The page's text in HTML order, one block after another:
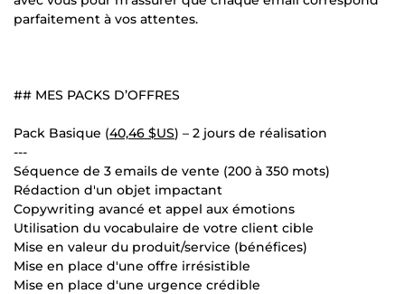
parfaitement à vos attentes.
## MES PACKS D’OFFRES
Pack Basique (40,46 $US) – 2 jours de réalisation
---
Séquence de 3 emails de vente (200 à 350 mots)
Rédaction d'un objet impactant
Copywriting avancé et appel aux émotions
Utilisation du vocabulaire de votre client cible
Mise en valeur du produit/service (bénéfices)
Mise en place d'une offre irrésistible
Mise en place d'une urgence crédible